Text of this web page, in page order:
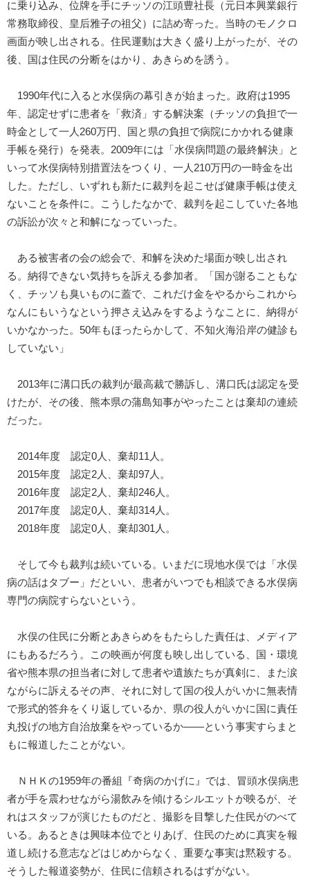
に乗り込み、位牌を手にチッソの江頭豊社長（元日本興業銀行
常務取締役、皇后雅子の祖父）に詰め寄った。当時のモノクロ
画面が映し出される。住民運動は大きく盛り上がったが、その
後、国は住民の分断をはかり、あきらめを誘う。
1990年代に入ると水俣病の幕引きが始まった。政府は1995
年、認定せずに患者を「救済」する解決案（チッソの負担で一
時金として一人260万円、国と県の負担で病院にかかれる健康
手帳を発行）を発表。2009年には「水俣病問題の最終解決」と
いって水俣病特別措置法をつくり、一人210万円の一時金を出
した。ただし、いずれも新たに裁判を起こせば健康手帳は使え
ないことを条件に。こうしたなかで、裁判を起こしていた各地
の訴訟が次々と和解になっていった。
ある被害者の会の総会で、和解を決めた場面が映し出され
る。納得できない気持ちを訴える参加者。「国が謝ることもな
く、チッソも臭いものに蓋で、これだけ金をやるからこれから
なんにもいうなという押さえ込みをするようなことに、納得が
いかなかった。50年もほったらかして、不知火海沿岸の健診も
していない」
2013年に溝口氏の裁判が最高裁で勝訴し、溝口氏は認定を受
けたが、その後、熊本県の蒲島知事がやったことは棄却の連続
だった。
2014年度 認定0人、棄却11人。
2015年度 認定2人、棄却97人。
2016年度 認定2人、棄却246人。
2017年度 認定0人、棄却314人。
2018年度 認定0人、棄却301人。
そして今も裁判は続いている。いまだに現地水俣では「水俣
病の話はタブー」だといい、患者がいつでも相談できる水俣病
専門の病院すらないという。
水俣の住民に分断とあきらめをもたらした責任は、メディア
にもあるだろう。この映画が何度も映し出している、国・環境
省や熊本県の担当者に対して患者や遺族たちが真剣に、また涙
ながらに訴えるその声、それに対して国の役人がいかに無表情
で形式的答弁をくり返しているか、県の役人がいかに国に責任
丸投げの地方自治放棄をやっているか――という事実すらまと
もに報道したことがない。
ＮＨＫの1959年の番組『奇病のかげに』では、冒頭水俣病患
者が手を震わせながら湯飲みを傾けるシルエットが映るが、そ
れはスタッフが演じたものだと、撮影を目撃した住民がのべて
いる。あるときは興味本位でとりあげ、住民のために真実を報
道し続ける意志などはじめからなく、重要な事実は黙殺する。
そうした報道姿勢が、住民に信頼されるはずがない。